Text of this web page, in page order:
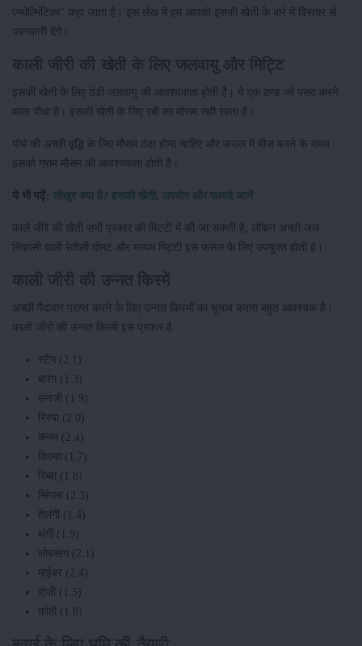
एन्थेल्मिंटिका" कहा जाता है। इस लेख में हम आपको इसकी खेती के बारे में विस्तार से
जानकारी देंगे।
इसकी खेती के लिए ठंडी जलवायु की आवश्यकता होती है। ये एक ठण्ड को पसंद करने
वाला पौधा है। इसकी खेती के लिए रबी का मौसम सही रहता है।
पौधे की अच्छी वृद्धि के लिए मौसम ठंडा होना चाहिए और फसल में बीज बनने के समय
इसको ग्राम मौसम की आवश्यकता होती है।
ये भी पढ़ें: तीखुर क्या है? इसकी खेती, उपयोग और फायदे जानें
काले जीरे की खेती सभी प्रकार की मिट्टी में की जा सकती है, लेकिन अच्छी जल
निकासी वाली रेतीली दोमट और मध्यम मिट्टी इस फसल के लिए उपयुक्त होती है।
अच्छी पैदावार प्राप्त करने के लिए उन्नत किस्मों का चुनाव करना बहुत आवश्यक है।
काली जीरी की उन्नत किस्में इस प्रकार है:
स्टैंग (2.1)
बारंग (1.3)
सनजी (1.9)
रिस्पा (2.0)
कनम (2.4)
किल्बा (1.7)
रिब्बा (1.8)
सिंगला (2.3)
तेलंगी (1.4)
थंगी (1.9)
लोबसांग (2.1)
माईबर (2.4)
रोजी (1.5)
कोठी (1.8)